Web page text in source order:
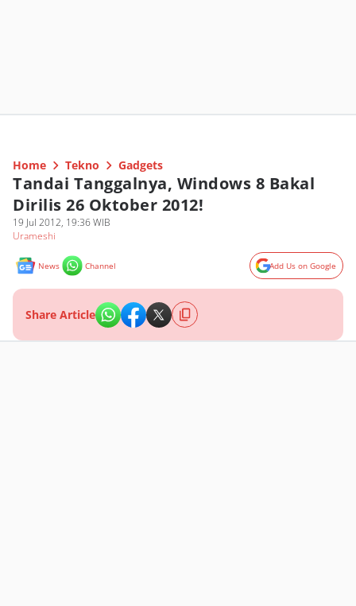
Home Tekno Gadgets
Tandai Tanggalnya, Windows 8 Bakal
Dirilis 26 Oktober 2012!
19 Jul 2012, 19:36 WIB
Urameshi
News Channel Add Us on Google
Share Article